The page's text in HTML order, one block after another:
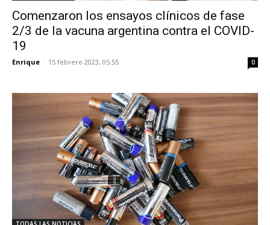
Comenzaron los ensayos clínicos de fase
2/3 de la vacuna argentina contra el COVID-
19
Enrique - 15 febrero 2023, 05:55 0